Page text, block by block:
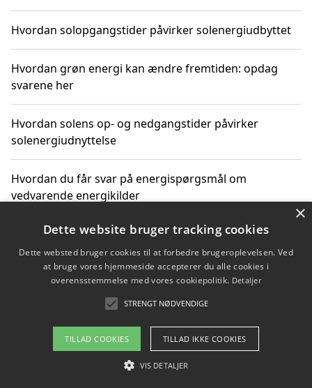
Hvordan solopgangstider påvirker solenergiudbyttet
Hvordan grøn energi kan ændre fremtiden: opdag
svarene her
Hvordan solens op- og nedgangstider påvirker
solenergiudnyttelse
Hvordan du får svar på energispørgsmål om
vedvarende energikilder
Copyright 2026 - Pilanto Aps
Om / kontakt
Blog Betingelser
×
Dette website bruger tracking cookies
Dette websted bruger cookies til at forbedre brugeroplevelsen. Ved
at bruge vores hjemmeside accepterer du alle cookies i
overensstemmelse med vores cookiepolitik. Detaljer
STRENGT NØDVENDIGE
TILLAD COOKIES TILLAD IKKE COOKIES
VIS DETALJER